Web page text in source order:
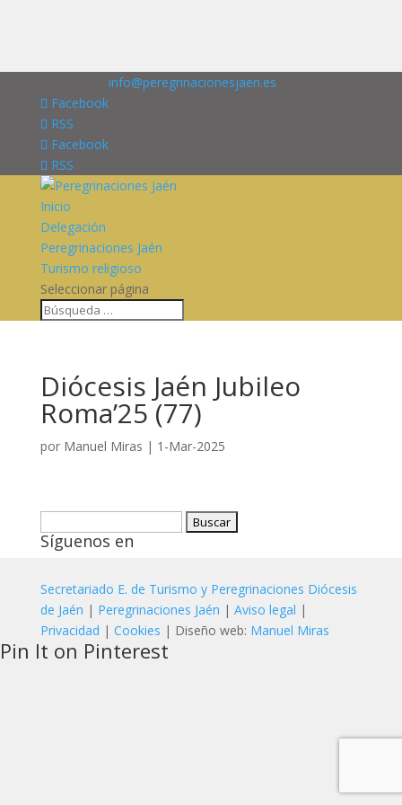
info@peregrinacionesjaen.es
Facebook
RSS
Facebook
RSS
Inicio
Delegación
Peregrinaciones Jaén
Turismo religioso
Seleccionar página
Diócesis Jaén Jubileo
Roma’25 (77)
por Manuel Miras | 1-Mar-2025
Síguenos en
Secretariado E. de Turismo y Peregrinaciones Diócesis
de Jaén | Peregrinaciones Jaén | Aviso legal |
Privacidad | Cookies | Diseño web: Manuel Miras
Pin It on Pinterest